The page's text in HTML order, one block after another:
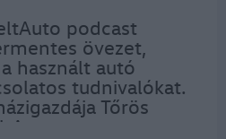
podcast
övezet,
használt autó
tudnivalókat.
Tőrös